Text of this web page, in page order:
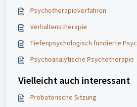
Psychotherapieverfahren
Verhaltenstherapie
Tiefenpsychologisch fundierte
Psychoanalytische Psychotherapie
Vielleicht auch interessant
Probatorische Sitzung